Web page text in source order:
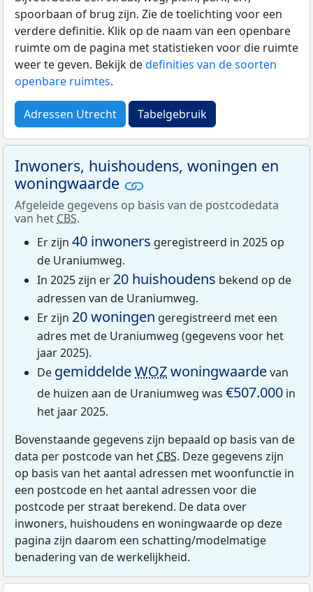
spoorbaan of brug zijn. Zie de toelichting voor een
verdere definitie. Klik op de naam van een openbare
ruimte om de pagina met statistieken voor die ruimte
weer te geven. Bekijk dedefinities van de soorten
openbare ruimtes.
Adressen Utrecht Tabelgebruik
Inwoners, huishoudens, woningen en
woningwaarde
Afgeleide gegevens op basis van de postcodedata
van het CBS.
Er zijn 40 inwoners geregistreerd in 2025 op
de Uraniumweg.
In 2025 zijn er 20 huishoudens bekend op de
adressen van de Uraniumweg.
Er zijn 20 woningen geregistreerd met een
adres met de Uraniumweg (gegevens voor het
jaar 2025).
De gemiddeldeWOZwoningwaardevan
de huizen aan de Uraniumweg was €507.000 in
het jaar 2025.
Bovenstaande gegevens zijn bepaald op basis van de
data per postcode van het CBS. Deze gegevens zijn
op basis van het aantal adressen met woonfunctie in
een postcode en het aantal adressen voor die
postcode per straat berekend. De data over
inwoners, huishoudens en woningwaarde op deze
pagina zijn daarom een schatting/modelmatige
benadering van de werkelijkheid.